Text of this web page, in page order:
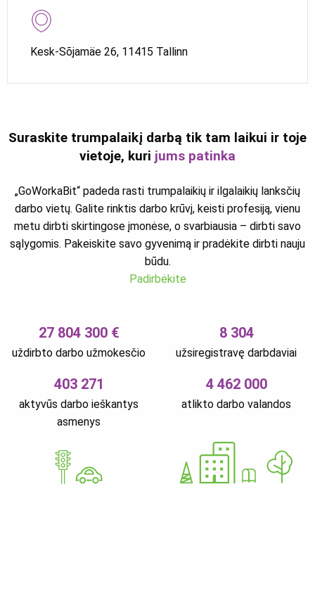
Kesk-Sõjamäe 26, 11415 Tallinn
Suraskite trumpalaikį darbą tik tam laikui ir toje
vietoje, kuri jums patinka
„GoWorkaBit“ padeda rasti trumpalaikių ir ilgalaikių lanksčių
darbo vietų. Galite rinktis darbo krūvį, keisti profesiją, vienu
metu dirbti skirtingose įmonėse, o svarbiausia – dirbti savo
sąlygomis. Pakeiskite savo gyvenimą ir pradėkite dirbti nauju
būdu.
Padirbėkite
27 804 300 €
uždirbto darbo užmokesčio
8 304
užsiregistravę darbdaviai
403 271
aktyvūs darbo ieškantys
asmenys
4 462 000
atlikto darbo valandos